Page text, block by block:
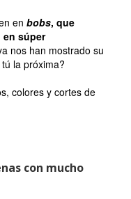
en bobs, que
en súper
nos han mostrado su
la próxima?
colores y cortes de
con mucho